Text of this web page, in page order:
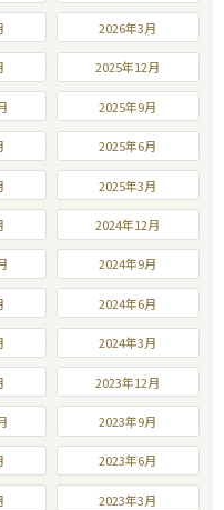
2026年3月
2025年12月
2025年9月
2025年6月
2025年3月
2024年12月
2024年9月
2024年6月
2024年3月
2023年12月
2023年9月
2023年6月
2023年3月